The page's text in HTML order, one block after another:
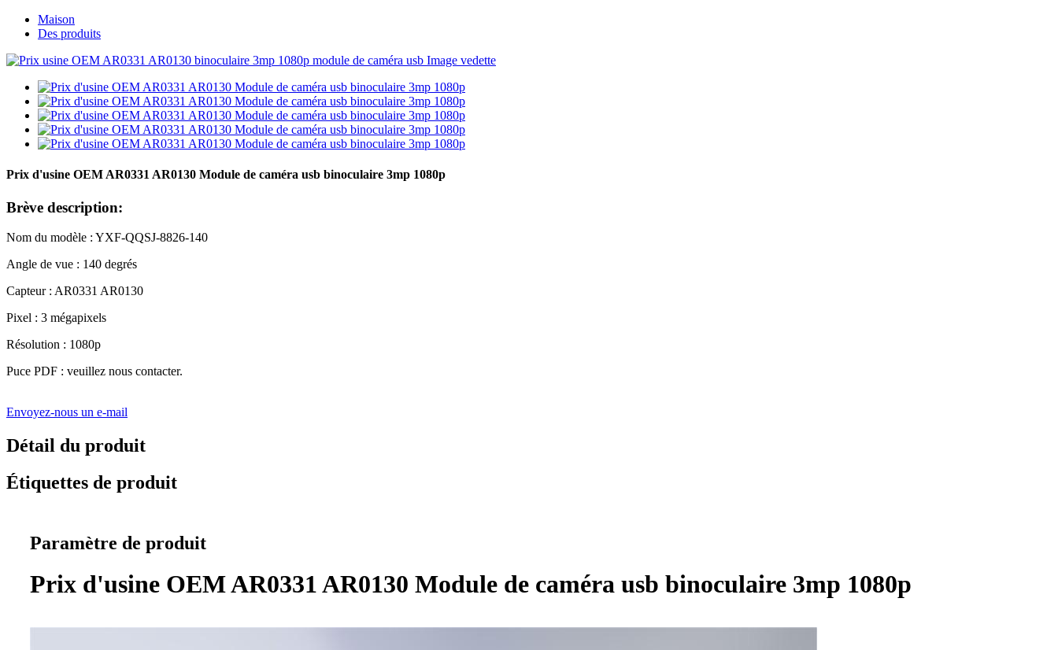
Maison
Des produits
Prix ​​d'usine OEM AR0331 AR0130 Module de caméra usb binoculaire 3mp 1080p
Brève description:
Nom du modèle : YXF-QQSJ-8826-140
Angle de vue : 140 degrés
Capteur : AR0331 AR0130
Pixel : 3 mégapixels
Résolution : 1080p
Puce PDF : veuillez nous contacter.
Envoyez-nous un e-mail
Détail du produit
Étiquettes de produit
Paramètre de produit
Prix ​​d'usine OEM AR0331 AR0130 Module de caméra usb binoculaire 3mp 1080p